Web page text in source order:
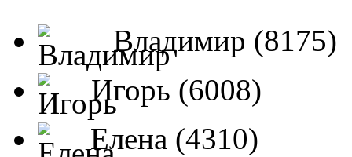
Владимир (8175)
Игорь (6008)
Елена (4310)